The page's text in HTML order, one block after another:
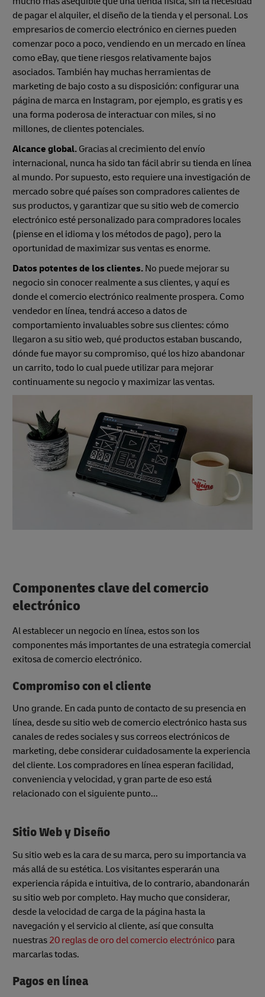
de pagar el alquiler, el diseño de la tienda y el personal. Los
empresarios de comercio electrónico en ciernes pueden
comenzar poco a poco, vendiendo en un mercado en línea
como eBay, que tiene riesgos relativamente bajos
asociados. También hay muchas herramientas de
marketing de bajo costo a su disposición: configurar una
página de marca en Instagram, por ejemplo, es gratis y es
una forma poderosa de interactuar con miles, si no
millones, de clientes potenciales.
Alcance global. Gracias al crecimiento del envío
internacional, nunca ha sido tan fácil abrir su tienda en línea
al mundo. Por supuesto, esto requiere una investigación de
mercado sobre qué países son compradores calientes de
sus productos, y garantizar que su sitio web de comercio
electrónico esté personalizado para compradores locales
(piense en el idioma y los métodos de pago), pero la
oportunidad de maximizar sus ventas es enorme.
Datos potentes de los clientes. No puede mejorar su
negocio sin conocer realmente a sus clientes, y aquí es
donde el comercio electrónico realmente prospera. Como
vendedor en línea, tendrá acceso a datos de
comportamiento invaluables sobre sus clientes: cómo
llegaron a su sitio web, qué productos estaban buscando,
dónde fue mayor su compromiso, qué los hizo abandonar
un carrito, todo lo cual puede utilizar para mejorar
continuamente su negocio y maximizar las ventas.
Componentes clave del comercio
electrónico
Al establecer un negocio en línea, estos son los
componentes más importantes de una estrategia comercial
exitosa de comercio electrónico.
Compromiso con el cliente
Uno grande. En cada punto de contacto de su presencia en
línea, desde su sitio web de comercio electrónico hasta sus
canales de redes sociales y sus correos electrónicos de
marketing, debe considerar cuidadosamente la experiencia
del cliente. Los compradores en línea esperan facilidad,
conveniencia y velocidad, y gran parte de eso está
relacionado con el siguiente punto...
Sitio Web y Diseño
Su sitio web es la cara de su marca, pero su importancia va
más allá de su estética. Los visitantes esperarán una
experiencia rápida e intuitiva, de lo contrario, abandonarán
su sitio web por completo. Hay mucho que considerar,
desde la velocidad de carga de la página hasta la
navegación y el servicio al cliente, así que consulta
nuestras 20 reglas de oro del comercio electrónico para
marcarlas todas.
Pagos en línea